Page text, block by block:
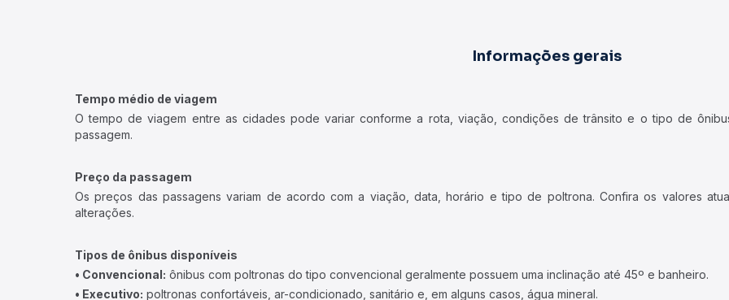
Informações gerais
Tempo médio de viagem
O tempo de viagem entre as cidades pode variar conforme a rota, viação, condições de trânsito e o tipo de
passagem.
Preço da passagem
Os preços das passagens variam de acordo com a viação, data, horário e tipo de poltrona. Confira os valores
alterações.
Tipos de ônibus disponíveis
• Convencional: ônibus com poltronas do tipo convencional geralmente possuem uma inclinação até 45º e banheiro.
• Executivo: poltronas confortáveis, ar-condicionado, sanitário e, em alguns casos, água mineral.